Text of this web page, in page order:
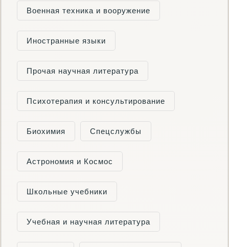
Военная техника и вооружение
Иностранные языки
Прочая научная литература
Психотерапия и консультирование
Биохимия Cпецслужбы
Астрономия и Космос
Школьные учебники
Учебная и научная литература